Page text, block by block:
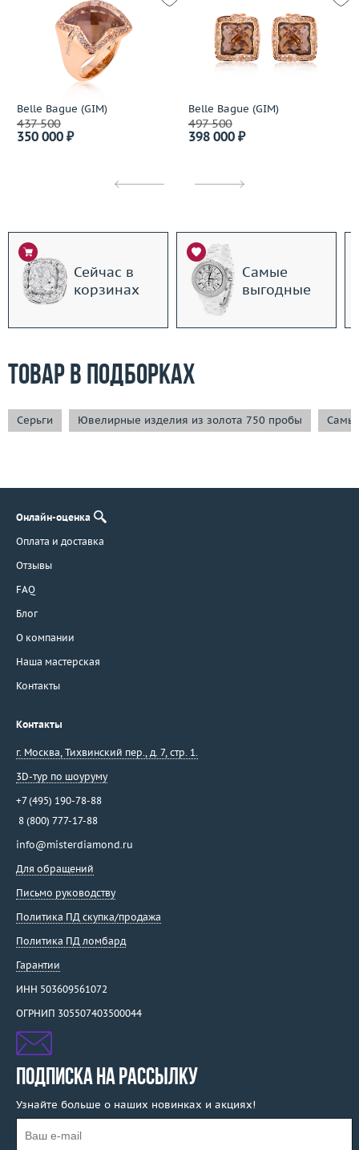
Belle Bague (GIM)
437 500
350 000 ₽
Belle Bague (GIM)
497 500
398 000 ₽
Сейчас в
корзинах
Самые
выгодные
Товар в подборках
Серьги Ювелирные изделия из золота 750 пробы
Онлайн-оценка
Оплата и доставка
Отзывы
FAQ
Блог
О компании
Наша мастерская
Контакты
Контакты
г. Москва, Тихвинский пер., д. 7, стр. 1.
3D-тур по шоуруму
+7 (495) 190-78-88
8 (800) 777-17-88
info@misterdiamond.ru
Для обращений
Письмо руководству
Политика ПД скупка/продажа
Политика ПД ломбард
Гарантии
ИНН 503609561072
ОГРНИП 305507403500044
ПОДПИСКА НА РАССЫЛКУ
Узнайте больше о наших новинках и акциях!